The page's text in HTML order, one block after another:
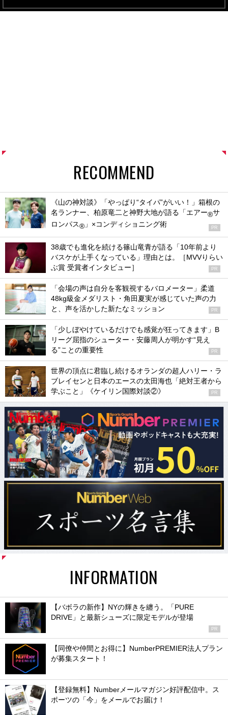
RECOMMEND
《山の神対談》「やっぱり“タイパ”がいい！」箱根の
名ランナー、柏原竜二と神野大地が語る「エアー®サ
ロンパス® 」×コンディショニング術 PR
38歳でも進化を続ける篠山竜青が語る「10年前より
バスケが上手くなっている」理由とは。［MVVりらい
ぶ賞 受賞者インタビュー］
PR
「会場の声は自分を客観視するバロメーター」柔道
48kg級金メダリスト・角田夏実が感じていた声の力
と、声を活かした新たなミッション
PR
「少しぼやけているだけでも感覚が狂ってきます」B
リーグ屈指のシューター・安藤周人が明かす“見え
る”ことの重要性
PR
世界の頂点に君臨し続けるオランダの超人ハリー・ラ
ブレイセンと日本のエースの太田海也「絶対王者から
学ぶこと」《ケイリン国際対談②》
PR
INFORMATION
【バボラの新作】NYの輝きを纏う。「PURE
DRIVE」と最新シューズに限定モデルが登場
PR
【同僚や仲間とお得に】NumberPREMIER法人プラン
が募集スタート！
【登録無料】Numberメールマガジン好評配信中。ス
ポーツの「今」をメールでお届け！